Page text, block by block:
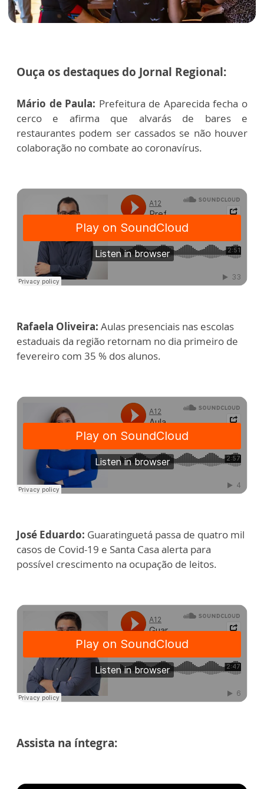
Ouça os destaques do Jornal Regional:
Mário de Paula: Prefeitura de Aparecida fecha o
cerco e afirma que alvarás de bares e
restaurantes podem ser cassados se não houver
colaboração no combate ao coronavírus.
Rafaela Oliveira: Aulas presenciais nas escolas
estaduais da região retornam no dia primeiro de
fevereiro com 35 % dos alunos.
José Eduardo: Guaratinguetá passa de quatro mil
casos de Covid-19 e Santa Casa alerta para
possível crescimento na ocupação de leitos.
Assista na íntegra: